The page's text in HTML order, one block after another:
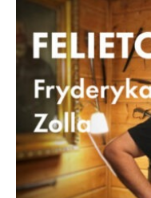
w Warszawie